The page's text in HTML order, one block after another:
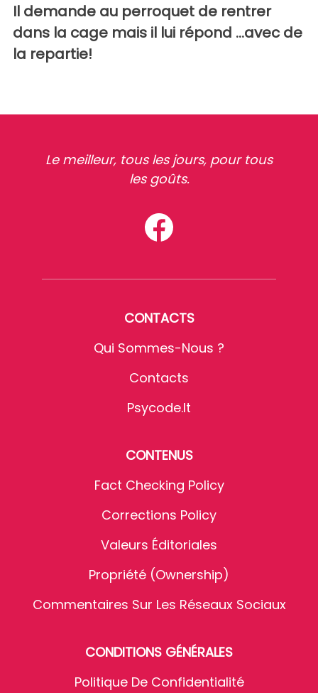
Il demande au perroquet de rentrer
dans la cage mais il lui répond ...avec de
la repartie!
Le meilleur, tous les jours, pour tous
les goûts.
CONTACTS
Qui Sommes-Nous ?
Contacts
Psycode.it
CONTENUS
Fact Checking Policy
Corrections Policy
Valeurs Éditoriales
Propriété (Ownership)
Commentaires Sur Les Réseaux Sociaux
CONDITIONS GÉNÉRALES
Politique De Confidentialité